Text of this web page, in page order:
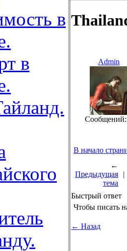
в
в
Admin
В начало
←
Предыдущая
тема
|
Быстрый ответ
Чтобы писать
← Назад